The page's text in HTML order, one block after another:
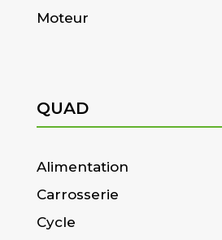
Moteur
QUAD
Alimentation
Carrosserie
Cycle